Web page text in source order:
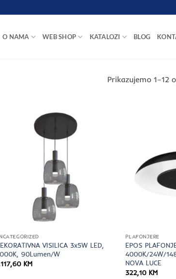
O NAMA WEB SHOP KATALOZI BLOG
Prikazujemo 1–12
VISILICA 3x5W LED,
90Lumen/W
KM
PLAFONJERE
EPOS
4000K/24W/
NOVA LUCE
322,10 KM